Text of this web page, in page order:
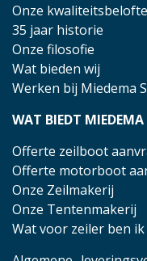
Onze
35 jaar historie
Onze filosofie
Wat bieden wij
Werken bij Miedema
WAT BIEDT MIEDEMA
Offerte zeilboot
Offerte motorboot
Onze Zeilmakerij
Onze Tentenmakerij
Wat voor zeiler ben ik